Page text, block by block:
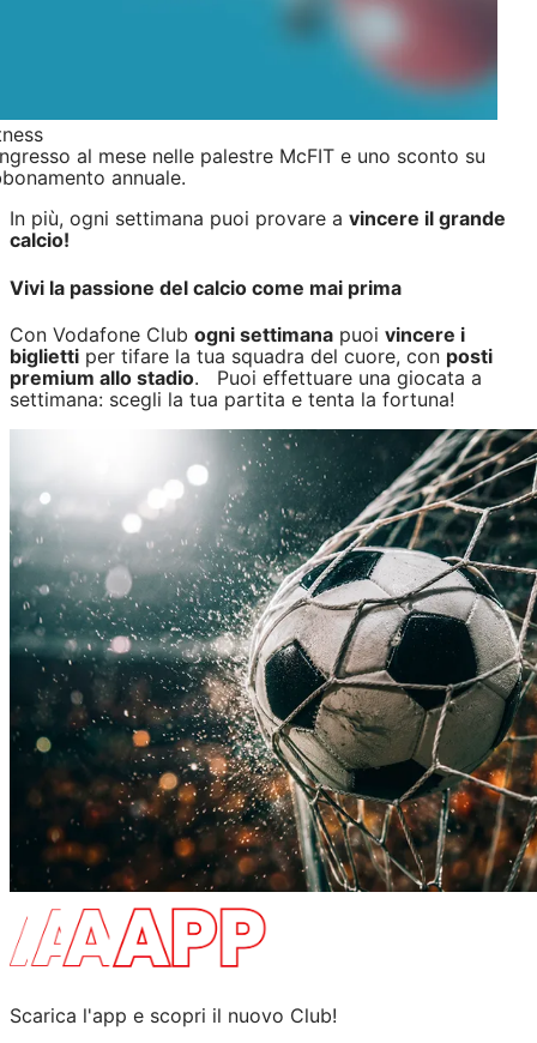
al mese nelle palestre McFIT e uno sconto su
annuale.
In più, ogni settimana puoi provare a vincere il grande
calcio!
Vivi la passione del calcio come mai prima
Con Vodafone Club ogni settimana puoi vincere i
biglietti per tifare la tua squadra del cuore, con posti
premium allo stadio. Puoi effettuare una giocata a
settimana: scegli la tua partita e tenta la fortuna!
Scarica l'app e scopri il nuovo Club!